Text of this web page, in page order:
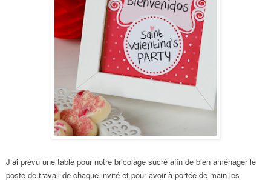
J’ai prévu une table pour notre bricolage sucré afin de bien aménager le
poste de travail de chaque invité et pour avoir à portée de main les